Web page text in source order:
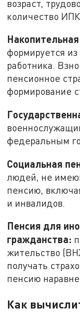
возраст,
количество
формируется из
работника.
пенсионное
формирование
федеральным
Социальная
людей, не
пенсию,
и инвалидов.
Пенсия для
гражданства:
жительство
получать
пенсию
Как